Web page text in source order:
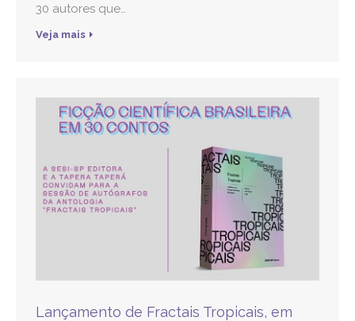
30 autores que…
Veja mais
Lançamento de Fractais Tropicais, em